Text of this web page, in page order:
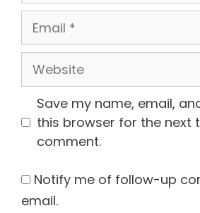
Email
Website
Save my name, email,
this browser for the next
comment.
Notify me of follow-up
email.